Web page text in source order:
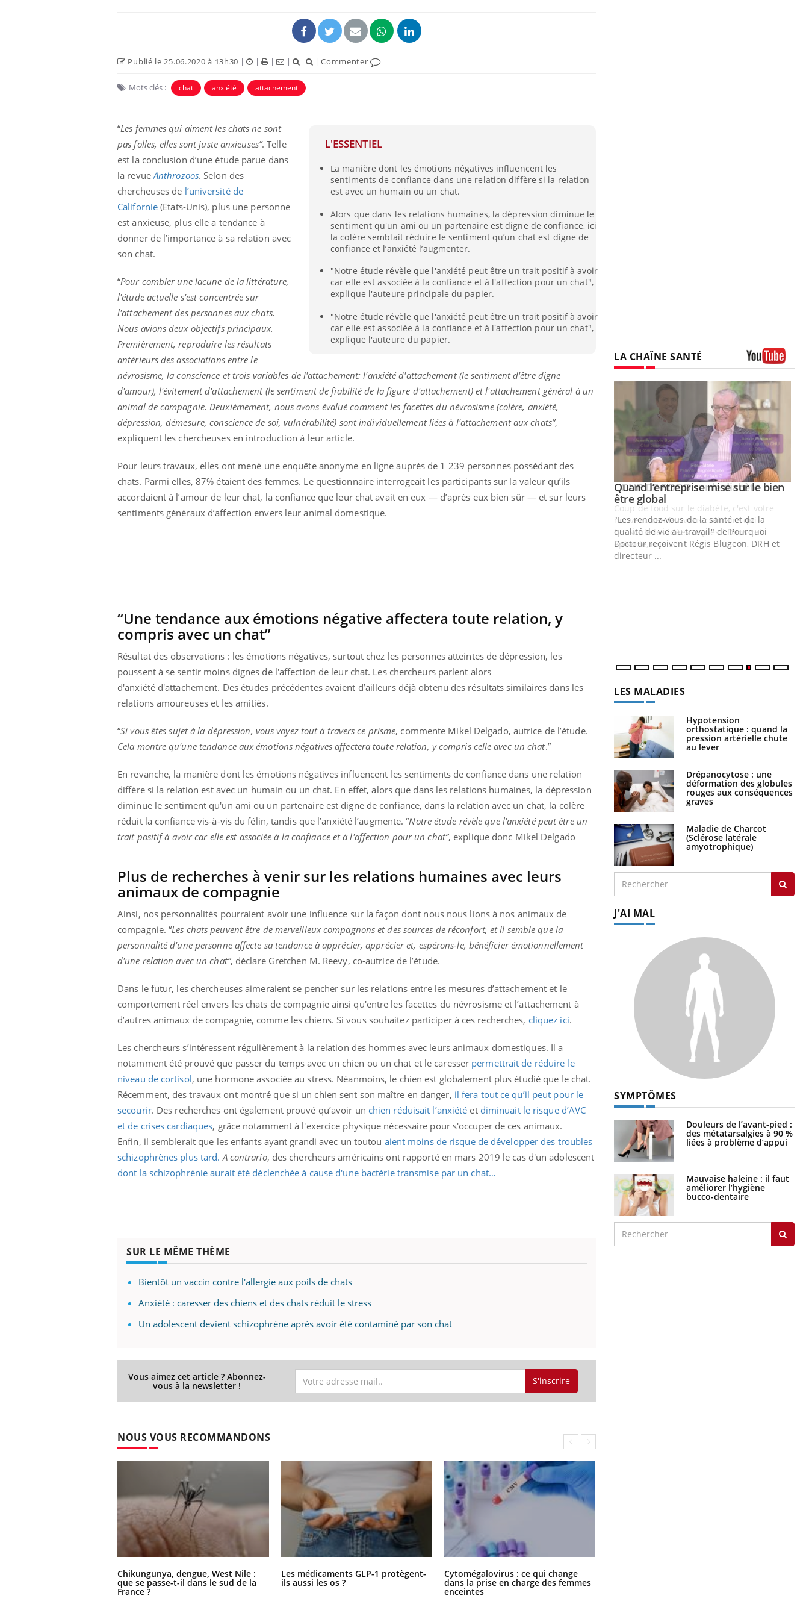
Publié le 25.06.2020 à 13h30 | | | | |Commenter
Mots clés : chat anxiété attachement
L'ESSENTIEL
La manière dont les émotions négatives influencent les
sentiments de confiance dans une relation diffère si la relation
est avec un humain ou un chat.
Alors que dans les relations humaines, la dépression diminue le
sentiment qu'un ami ou un partenaire est digne de confiance, ici
la colère semblait réduire le sentiment qu’un chat est digne de
confiance et l’anxiété l’augmenter.
"Notre étude révèle que l'anxiété peut être un trait positif à avoir
car elle est associée à la confiance et à l'affection pour un chat",
explique l'auteure principale du papier.
"Notre étude révèle que l'anxiété peut être un trait positif à avoir
car elle est associée à la confiance et à l'affection pour un chat",
explique l'auteure du papier.
“Les femmes qui aiment les chats ne sont
pas folles, elles sont juste anxieuses”. Telle
est la conclusion d’une étude parue dans
la revueAnthrozoös. Selon des
chercheuses de l’université de
Californie (Etats-Unis), plus une personne
est anxieuse, plus elle a tendance à
donner de l’importance à sa relation avec
son chat.
“Pour combler une lacune de la littérature,
l'étude actuelle s'est concentrée sur
l'attachement des personnes aux chats.
Nous avions deux objectifs principaux.
Premièrement, reproduire les résultats
antérieurs des associations entre le
névrosisme, la conscience et trois variables de l'attachement: l'anxiété d'attachement (le sentiment d'être digne
d'amour), l'évitement d'attachement (le sentiment de fiabilité de la figure d'attachement) et l'attachement général à un
animal de compagnie. Deuxièmement, nous avons évalué comment les facettes du névrosisme (colère, anxiété,
dépression, démesure, conscience de soi, vulnérabilité) sont individuellement liées à l'attachement aux chats”,
expliquent les chercheuses en introduction à leur article.
Pour leurs travaux, elles ont mené une enquête anonyme en ligne auprès de 1 239 personnes possédant des
chats. Parmi elles, 87% étaient des femmes. Le questionnaire interrogeait les participants sur la valeur qu’ils
accordaient à l’amour de leur chat, la confiance que leur chat avait en eux — d’après eux bien sûr — et sur leurs
sentiments généraux d’affection envers leur animal domestique.
“Une tendance aux émotions négative affectera toute relation, y
compris avec un chat”
Résultat des observations : les émotions négatives, surtout chez les personnes atteintes de dépression, les
poussent à se sentir moins dignes de l'affection de leur chat. Les chercheurs parlent alors
d'anxiété d'attachement. Des études précédentes avaient d’ailleurs déjà obtenu des résultats similaires dans les
relations amoureuses et les amitiés.
“Si vous êtes sujet à la dépression, vous voyez tout à travers ce prisme, commente Mikel Delgado, autrice de l’étude.
Cela montre qu'une tendance aux émotions négatives affectera toute relation, y compris celle avec un chat.”
En revanche, la manière dont les émotions négatives influencent les sentiments de confiance dans une relation
diffère si la relation est avec un humain ou un chat. En effet, alors que dans les relations humaines, la dépression
diminue le sentiment qu'un ami ou un partenaire est digne de confiance, dans la relation avec un chat, la colère
réduit la confiance vis-à-vis du félin, tandis que l’anxiété l’augmente. “Notre étude révèle que l'anxiété peut être un
trait positif à avoir car elle est associée à la confiance et à l'affection pour un chat”, explique donc Mikel Delgado
Plus de recherches à venir sur les relations humaines avec leurs
animaux de compagnie
Ainsi, nos personnalités pourraient avoir une influence sur la façon dont nous nous lions à nos animaux de
compagnie. “Les chats peuvent être de merveilleux compagnons et des sources de réconfort, et il semble que la
personnalité d'une personne affecte sa tendance à apprécier, apprécier et, espérons-le, bénéficier émotionnellement
d'une relation avec un chat”, déclare Gretchen M. Reevy, co-autrice de l’étude.
Dans le futur, les chercheuses aimeraient se pencher sur les relations entre les mesures d’attachement et le
comportement réel envers les chats de compagnie ainsi qu'entre les facettes du névrosisme et l’attachement à
d’autres animaux de compagnie, comme les chiens. Si vous souhaitez participer à ces recherches, cliquez ici.
Les chercheurs s’intéressent régulièrement à la relation des hommes avec leurs animaux domestiques. Il a
notamment été prouvé que passer du temps avec un chien ou un chat et le caresser permettrait de réduire le
niveau de cortisol, une hormone associée au stress. Néanmoins, le chien est globalement plus étudié que le chat.
Récemment, des travaux ont montré que si un chien sent son maître en danger, il fera tout ce qu’il peut pour le
secourir. Des recherches ont également prouvé qu’avoir un chien réduisait l’anxiété et diminuait le risque d’AVC
et de crises cardiaques, grâce notamment à l'exercice physique nécessaire pour s'occuper de ces animaux.
Enfin, il semblerait que les enfants ayant grandi avec un toutou aient moins de risque de développer des troubles
schizophrènes plus tard. A contrario, des chercheurs américains ont rapporté en mars 2019 le cas d'un adolescent
dont la schizophrénie aurait été déclenchée à cause d'une bactérie transmise par un chat…
SUR LE MÊME THÈME
Bientôt un vaccin contre l'allergie aux poils de chats
Anxiété : caresser des chiens et des chats réduit le stress
Un adolescent devient schizophrène après avoir été contaminé par son chat
Vous aimez cet article ? Abonnez-
vous à la newsletter ! S'inscrire
NOUS VOUS RECOMMANDONS
Chikungunya, dengue, West Nile :
que se passe-t-il dans le sud de la
France ?
Les médicaments GLP-1 protègent-
ils aussi les os ?
Cytomégalovirus : ce qui change
dans la prise en charge des femmes
enceintes
LA CHAÎNE SANTÉ
Diabète & Ramadan 2026 Youtube
Le Ramadan approche, et, pour de
nombreuses personnes atteintes de
Youtube
Un « jumeau numérique » pour
faciliter l’accès à la médecine
préventiveYoutube
Youtube
COUP DE FOOD sur le diabète YoutubeYoutube
Quand l’entreprise mise sur le bien
être globalYoutube
"Les rendez-vous de la santé et de la
qualité de vie au travail" de Pourquoi
Docteur reçoivent Régis Blugeon, DRH et
directeur ...
LES MALADIES
Hypotension
orthostatique : quand la
pression artérielle chute
au lever
Drépanocytose : une
déformation des globules
rouges aux conséquences
graves
Maladie de Charcot
(Sclérose latérale
amyotrophique)
J'AI MAL
SYMPTÔMES
Douleurs de l’avant-pied :
des métatarsalgies à 90 %
liées à problème d’appui
Mauvaise haleine : il faut
améliorer l’hygiène
bucco-dentaire